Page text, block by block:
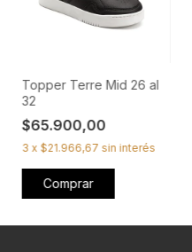
Topper Terre Mid 26 al
32
$65.900,00
3 x $21.966,67 sin interés
Comprar